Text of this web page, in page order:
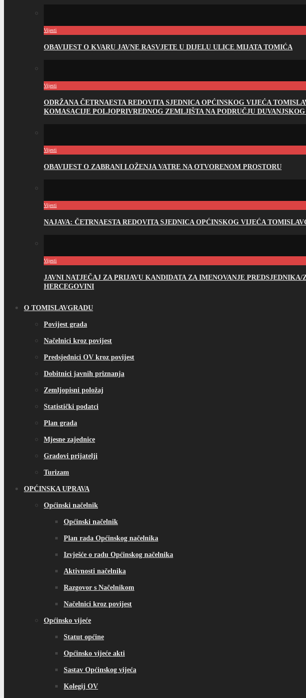
Vijesti
OBAVIJEST O KVARU JAVNE RASVJETE U DIJELU ULICE MIJATA TOMIĆA
Vijesti
ODRŽANA ČETRNAESTA REDOVITA SJEDNICA OPĆINSKOG VIJEĆA
KOMASACIJE POLJOPRIVREDNOG ZEMLJIŠTA NA PODRUČJU
Vijesti
OBAVIJEST O ZABRANI LOŽENJA VATRE NA OTVORENOM PROSTORU
Vijesti
NAJAVA: ČETRNAESTA REDOVITA SJEDNICA OPĆINSKOG VIJEĆA
Vijesti
JAVNI NATJEČAJ ZA PRIJAVU KANDIDATA ZA IMENOVANJE
HERCEGOVINI
O TOMISLAVGRADU
Povijest grada
Načelnici kroz povijest
Predsjednici OV kroz povijest
Dobitnici javnih priznanja
Zemljopisni položaj
Statistički podatci
Plan grada
Mjesne zajednice
Gradovi prijatelji
Turizam
OPĆINSKA UPRAVA
Općinski načelnik
Općinski načelnik
Plan rada Općinskog načelnika
Izvješće o radu Općinskog načelnika
Aktivnosti načelnika
Razgovor s Načelnikom
Načelnici kroz povijest
Općinsko vijeće
Statut općine
Općinsko vijeće akti
Sastav Općinskog vijeća
Kolegij OV